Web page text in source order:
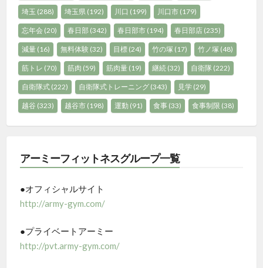
埼玉 (288) 埼玉県 (192) 川口 (199) 川口市 (179)
忘年会 (20) 春日部 (342) 春日部市 (194) 春日部店 (235)
減量 (16) 無料体験 (32) 目標 (24) 竹の塚 (17) 竹ノ塚 (48)
筋トレ (70) 筋肉 (59) 筋肉量 (19) 継続 (32) 自衛隊 (222)
自衛隊式 (222) 自衛隊式トレーニング (343) 見学 (29)
越谷 (323) 越谷市 (198) 運動 (91) 食事 (33) 食事制限 (38)
アーミーフィットネスグループ一覧
●オフィシャルサイト
http://army-gym.com/
●プライベートアーミー
http://pvt.army-gym.com/